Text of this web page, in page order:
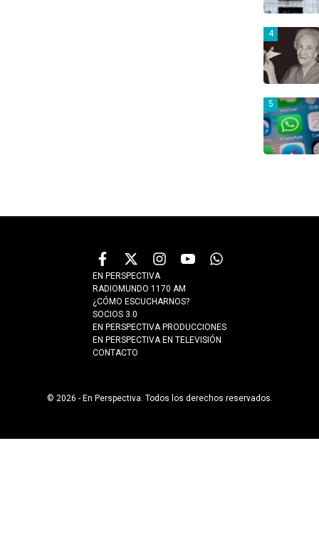
EN PERSPECTIVA
RADIOMUNDO 1170 AM
¿CÓMO ESCUCHARNOS?
SOCIOS 3.0
EN PERSPECTIVA PRODUCCIONES
EN PERSPECTIVA EN TELEVISIÓN
CONTACTO
© 2026 - En Perspectiva. Todos los derechos reservados.